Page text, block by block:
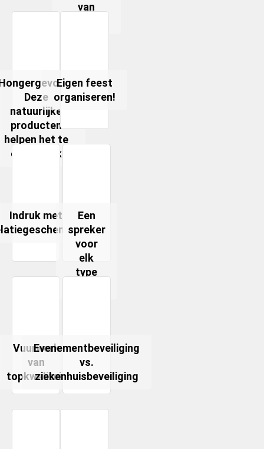
van
Deze
natuurlijke
producten
helpen het te
onderdruk
Eigen feest
organiseren!
Indruk met
Een
spreker
voor
elk
type
Vuurwerk
van
topkwaliteit
Evenementbeveiliging
vs.
ziekenhuisbeveiliging